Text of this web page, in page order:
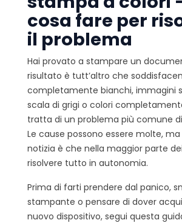
3.3.2. Pulizia manuale
4. Altri controlli utili quando
stampante non stampa a
5. Punta alla qualità con i
per stampanti di Alphaink
cosa fare per
il problema
Hai provato a stampare un
risultato è tutt’altro che
completamente bianchi, immagini
scala di grigi o colori
tratta di un problema più comune
Le cause possono essere molte,
notizia è che nella maggior parte
risolvere tutto in autonomia.
Prima di farti prendere dal panico,
stampante o pensare di dover
nuovo dispositivo, segui questa